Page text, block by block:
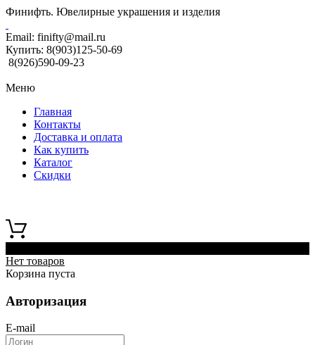
Финифть. Ювелирные украшения и изделия
Email: finifty@mail.ru
Купить: 8(903)125-50-69
8(926)590-09-23
Меню
Главная
Контакты
Доставка и оплата
Как купить
Каталог
Скидки
Нет товаров
Корзина пуста
Авторизация
E-mail